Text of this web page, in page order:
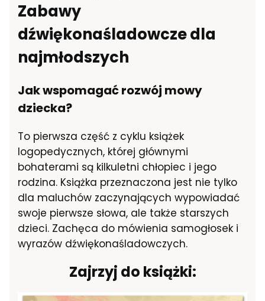
Zabawy
dźwiękonaśladowcze dla
najmłodszych
Jak wspomagać rozwój mowy
dziecka?
To pierwsza część z cyklu książek
logopedycznych, której głównymi
bohaterami są kilkuletni chłopiec i jego
rodzina. Książka przeznaczona jest nie tylko
dla maluchów zaczynających wypowiadać
swoje pierwsze słowa, ale także starszych
dzieci. Zachęca do mówienia samogłosek i
wyrazów dźwiękonaśladowczych.
Zajrzyj do książki: